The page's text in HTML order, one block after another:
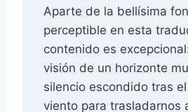
Aparte de la bellísima
perceptible en esta
contenido es
visión de un horizonte
silencio escondido tras
viento para trasladarnos